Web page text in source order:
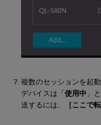
複数のセッションを起
デバイスは「 使用中 」
送するには、
［ここで転